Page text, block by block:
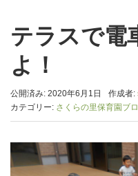
テラスで電
よ！
公開済み: 2020年6月1日 作成者:
カテゴリー: さくらの里保育園ブ